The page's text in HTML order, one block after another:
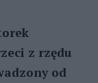
z rzędu
od